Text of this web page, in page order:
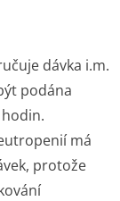
dávka i.m.
podána
má
protože